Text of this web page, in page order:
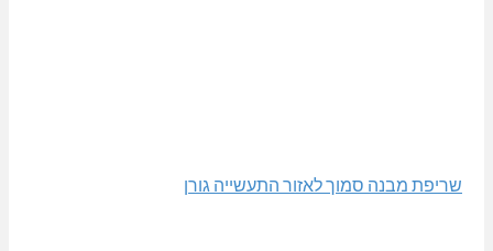
שריפת מבנה סמוך לאזור התעשייה גורן